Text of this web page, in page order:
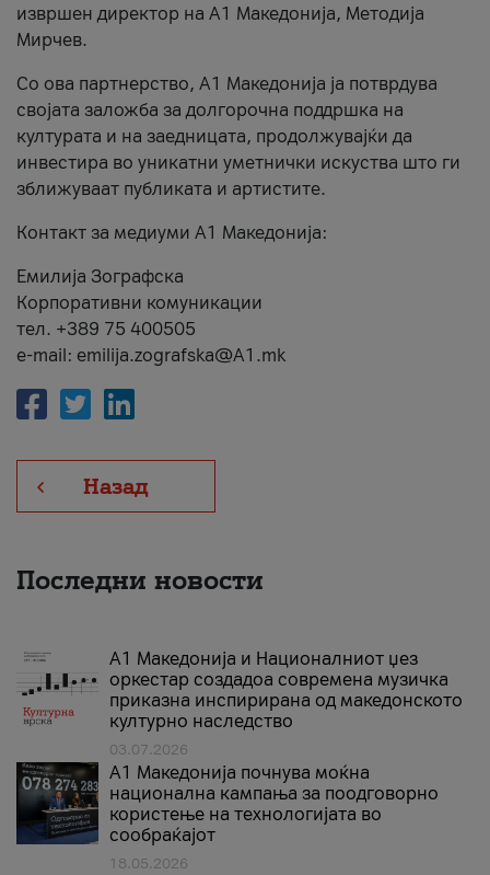
извршен директор на A1 Македонија, Методија
Мирчев.
Со ова партнерство, A1 Македонија ја потврдува
својата заложба за долгорочна поддршка на
културата и на заедницата, продолжувајќи да
инвестира во уникатни уметнички искуства што ги
зближуваат публиката и артистите.
Контакт за медиуми А1 Македонија:
Емилија Зографска
Корпоративни комуникации
тел. +389 75 400505
e-mail: emilija.zografska@A1.mk
Назад
Последни новости
А1 Македонија и Националниот џез
оркестар создадоа современа музичка
приказна инспирирана од македонското
културно наследство
03.07.2026
A1 Македонија почнува моќна
национална кампања за поодговорно
користење на технологијата во
сообраќајот
18.05.2026